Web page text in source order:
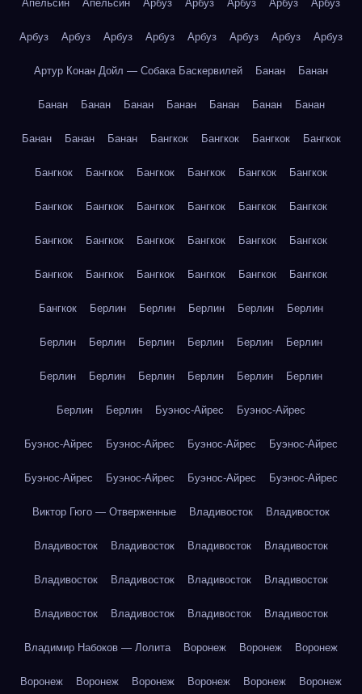
Апельсин Апельсин Арбуз Арбуз Арбуз Арбуз Арбуз
Арбуз Арбуз Арбуз Арбуз Арбуз Арбуз Арбуз Арбуз
Артур Конан Дойл — Собака Баскервилей Банан Банан
Банан Банан Банан Банан Банан Банан Банан
Банан Банан Банан Бангкок Бангкок Бангкок Бангкок
Бангкок Бангкок Бангкок Бангкок Бангкок Бангкок
Бангкок Бангкок Бангкок Бангкок Бангкок Бангкок
Бангкок Бангкок Бангкок Бангкок Бангкок Бангкок
Бангкок Бангкок Бангкок Бангкок Бангкок Бангкок
Бангкок Берлин Берлин Берлин Берлин Берлин
Берлин Берлин Берлин Берлин Берлин Берлин
Берлин Берлин Берлин Берлин Берлин Берлин
Берлин Берлин Буэнос-Айрес Буэнос-Айрес
Буэнос-Айрес Буэнос-Айрес Буэнос-Айрес Буэнос-Айрес
Буэнос-Айрес Буэнос-Айрес Буэнос-Айрес Буэнос-Айрес
Виктор Гюго — Отверженные Владивосток Владивосток
Владивосток Владивосток Владивосток Владивосток
Владивосток Владивосток Владивосток Владивосток
Владивосток Владивосток Владивосток Владивосток
Владимир Набоков — Лолита Воронеж Воронеж Воронеж
Воронеж Воронеж Воронеж Воронеж Воронеж Воронеж